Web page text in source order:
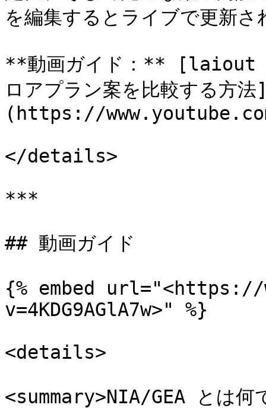
を編集するとライブで更新さ
**動画ガイド：** [laiout
ロアプラン案を比較する方
(https://
</details>
***
## 動画ガイド
{% embed url="<https://
v=4KDG9AGlA7w>" %}
<details>
<summary>NIA/GEA とは何